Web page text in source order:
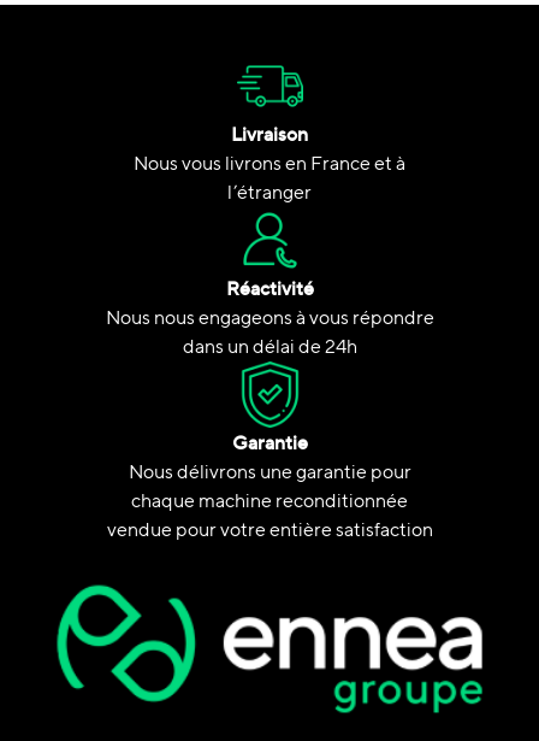
Livraison
Nous vous livrons en France et à
l’étranger
Réactivité
Nous nous engageons à vous répondre
dans un délai de 24h
Garantie
Nous délivrons une garantie pour
chaque machine reconditionnée
vendue pour votre entière satisfaction